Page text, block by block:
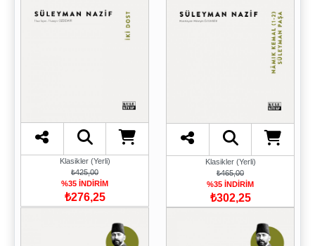
Klasikler (Yerli)
₺425,00
%35 İNDİRİM
₺276,25
Klasikler (Yerli)
₺465,00
%35 İNDİRİM
₺302,25